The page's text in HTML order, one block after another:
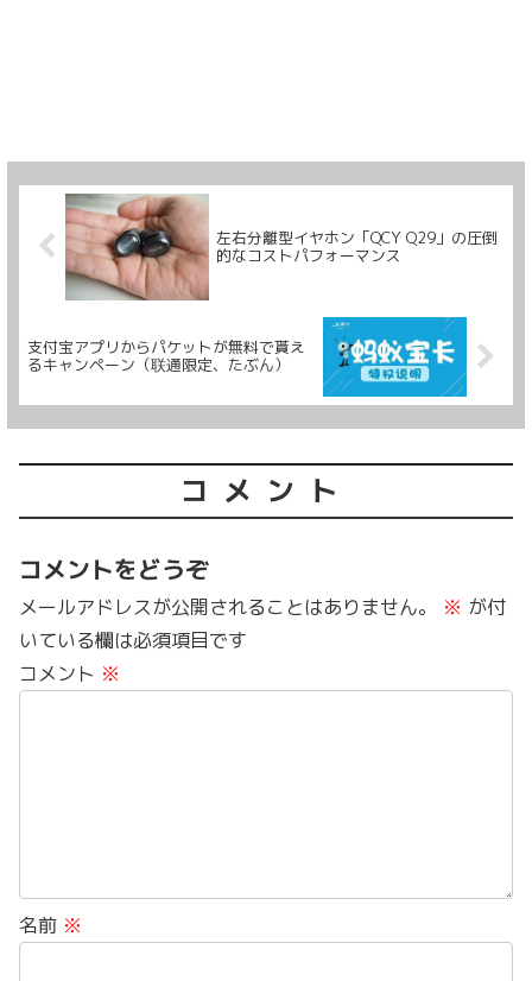
左右分離型イヤホン「QCY Q29」の圧倒
的なコストパフォーマンス
支付宝アプリからパケットが無料で貰え
るキャンペーン（联通限定、たぶん）
コメント
コメントをどうぞ
メールアドレスが公開されることはありません。 ※ が付
いている欄は必須項目です
コメント ※
名前 ※